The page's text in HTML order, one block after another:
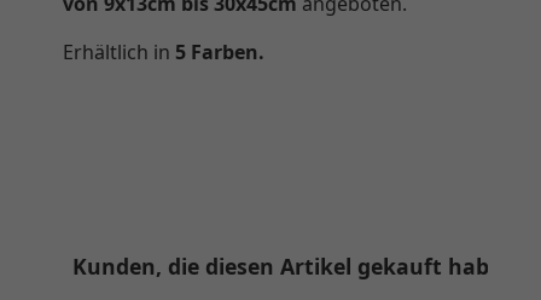
Erhältlich in 5 Farben.
Kunden, die diesen Artikel gekauft haben,